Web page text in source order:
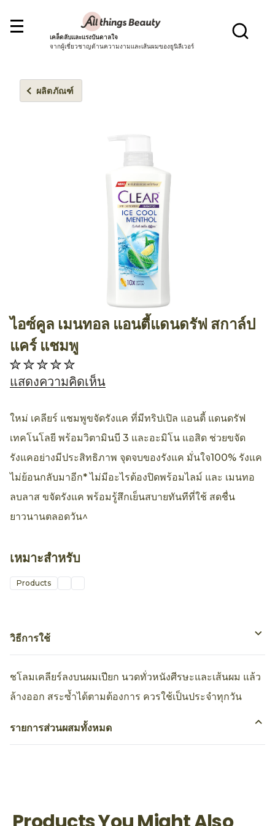
เคล็ดลับและแรงบันดาลใจ
จากผู้เชี่ยวชาญด้านความงามและเส้นผมของยูนิลีเวอร์
ผลิตภัณฑ์
ไอซ์คูล เมนทอล แอนตี้แดนดรัฟ สกาล์ป
แคร์ แชมพู
ไม่มี
การ
คะแนน
product
นี้
แสดงความคิดเห็น
ใหม่ เคลียร์ แชมพูขจัดรังแค ที่มีทริปเปิล แอนตี้ แดนดรัฟ
เทคโนโลยี พร้อมวิตามินบี 3 และอะมิโน แอสิด ช่วยขจัด
รังแคอย่างมีประสิทธิภาพ จุดจบของรังแค มั่นใจ100% รังแค
ไม่ย้อนกลับมาอีก* ไม่มีอะไรต้องปิดพร้อมไลม์ และ เมนทอ
ลบลาส ขจัดรังแค พร้อมรู้สึกเย็นสบายทันทีที่ใช้ สดชื่น
ยาวนานตลอดวัน^
เหมาะสำหรับ
Products
วิธีการใช้
ชโลมเคลียร์ลงบนผมเปียก นวดทั่วหนังศีรษะและเส้นผม แล้ว
ล้างออก สระซ้ำได้ตามต้องการ ควรใช้เป็นประจำทุกวัน
รายการส่วนผสมทั้งหมด